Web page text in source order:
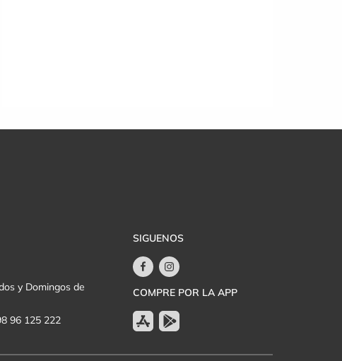
y Domingos de
96 125 222
SIGUENOS
COMPRE POR LA APP